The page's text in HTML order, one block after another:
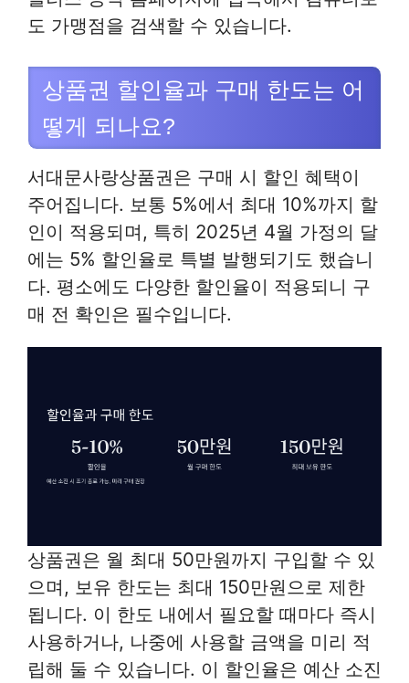
도 가맹점을 검색할 수 있습니다.
상품권 할인율과 구매 한도는 어
떻게 되나요?
서대문사랑상품권은 구매 시 할인 혜택이
주어집니다. 보통 5%에서 최대 10%까지 할
인이 적용되며, 특히 2025년 4월 가정의 달
에는 5% 할인율로 특별 발행되기도 했습니
다. 평소에도 다양한 할인율이 적용되니 구
매 전 확인은 필수입니다.
상품권은 월 최대 50만원까지 구입할 수 있
으며, 보유 한도는 최대 150만원으로 제한
됩니다. 이 한도 내에서 필요할 때마다 즉시
사용하거나, 나중에 사용할 금액을 미리 적
립해 둘 수 있습니다. 이 할인율은 예산 소진